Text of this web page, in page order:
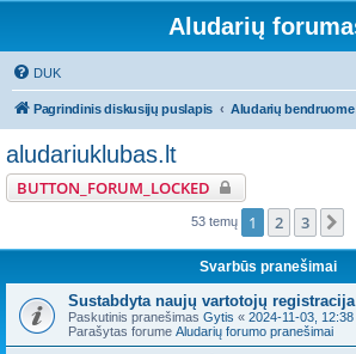
Aludarių
DUK
Pagrindinis diskusijų puslapis
aludariuklubas.lt
BUTTON_FORUM_LOCKED
53 temų 1 2 3
Svarbūs pranešimai
Sustabdyta naujų vartotojų registracija
Paskutinis pranešimas Gytis « 2024-11-03, 12:38
Parašytas forume Aludarių forumo pranešimai